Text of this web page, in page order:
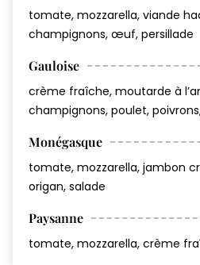
tomate, mozzarella, viande
champignons, œuf, persillade
Gauloise
crème fraîche, moutarde à
champignons, poulet,
Monégasque
tomate, mozzarella, jambon
origan, salade
Paysanne
tomate, mozzarella, crème